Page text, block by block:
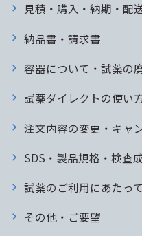
見積・購入・納期・配
納品書・請求書
容器について・試薬の
試薬ダイレクトの使い
注文内容の変更・キャ
SDS・製品規格・検査
試薬のご利用にあたっ
その他・ご要望